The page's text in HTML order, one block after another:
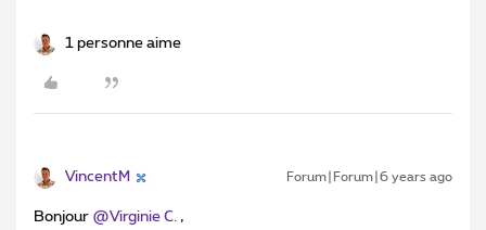
1 personne aime
VincentM Forum|Forum|6 years ago
Bonjour @Virginie C. ,